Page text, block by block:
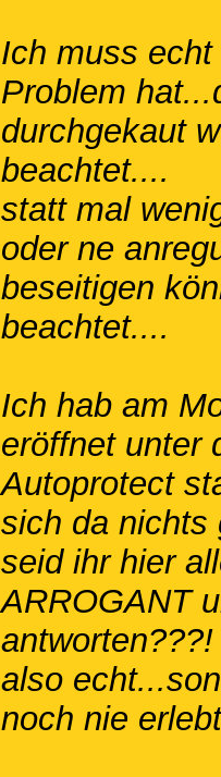
Ich muss
Problem
durchgekaut
beachtet....
statt mal
oder ne
beseitigen
beachtet....
Ich hab am
eröffnet unter
Autoprotect
sich da nichts
seid ihr hier
ARROGANT
antworten???!
also
noch nie